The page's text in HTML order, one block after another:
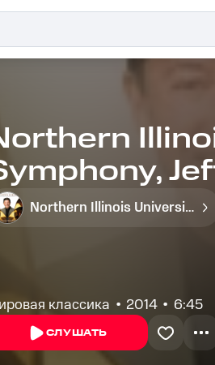
Northern Illinois University Wind Symphony
классика 2014 6:45
СЛУШАТЬ